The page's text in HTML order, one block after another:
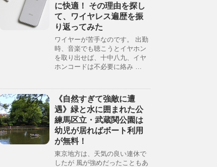
に快適！ その理由を探し
て、ワイヤレス遍歴を振
り返ってみた
ワイヤーが苦手なのです。 出勤
時、音楽でも聴こうとイヤホン
を取り出せば、十中八九、イヤ
ホンコードは不必要に絡み …
《自然すぎて強敵に遭
遇》緑と水に囲まれた公
練馬区立・武蔵関公園は
幼児が居ればボート利用
が無料！
東京地方は、天気の良い連休で
したが 風が強めだったこともあ